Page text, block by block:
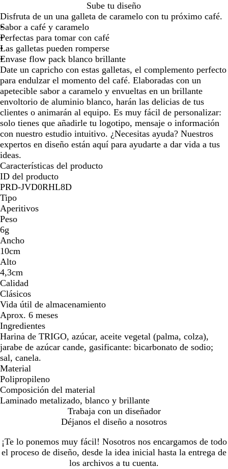
l
a
n
c
o
Sube tu diseño
Disfruta de un una galleta de caramelo con tu próximo café.
Sabor a café y caramelo
Perfectas para tomar con café
Las galletas pueden romperse
Envase flow pack blanco brillante
Date un capricho con estas galletas, el complemento perfecto
para endulzar el momento del café. Elaboradas con un
apetecible sabor a caramelo y envueltas en un brillante
envoltorio de aluminio blanco, harán las delicias de tus
clientes o animarán al equipo. Es muy fácil de personalizar:
solo tienes que añadirle tu logotipo, mensaje o información
con nuestro estudio intuitivo. ¿Necesitas ayuda? Nuestros
expertos en diseño están aquí para ayudarte a dar vida a tus
ideas.
Características del producto
ID del producto
PRD-JVD0RHL8D
Tipo
Aperitivos
Peso
6g
Ancho
10cm
Alto
4,3cm
Calidad
Clásicos
Vida útil de almacenamiento
Aprox. 6 meses
Ingredientes
Harina de TRIGO, azúcar, aceite vegetal (palma, colza),
jarabe de azúcar cande, gasificante: bicarbonato de sodio;
sal, canela.
Material
Polipropileno
Composición del material
Laminado metalizado, blanco y brillante
Trabaja con un diseñador
Déjanos el diseño a nosotros
¡Te lo ponemos muy fácil! Nosotros nos encargamos de todo
el proceso de diseño, desde la idea inicial hasta la entrega de
los archivos a tu cuenta.